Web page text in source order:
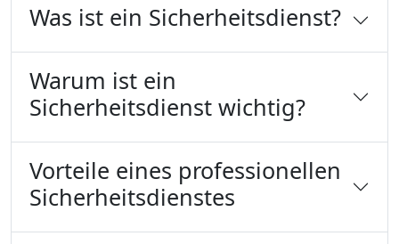
Was ist ein Sicherheitsdienst?
Warum ist ein
Sicherheitsdienst wichtig?
Vorteile eines professionellen
Sicherheitsdienstes